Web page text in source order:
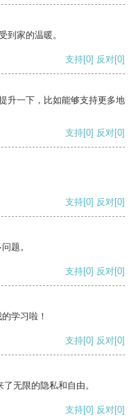
到家的温暖。
支持[0] 反对[0]
升一下，比如能够支持更多地
支持[0] 反对[0]
支持[0] 反对[0]
题。
支持[0] 反对[0]
学习啦！
支持[0] 反对[0]
无限的隐私和自由。
支持[0] 反对[0]